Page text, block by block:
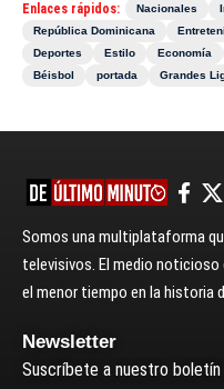
Enlaces rápidos: Nacionales
República Dominicana
Deportes
Estilo Economía
Béisbol
portada Grandes
Somos una multiplataforma
televisivos. El medio noticioso
el menor tiempo en la historia
Newsletter
Suscríbete a nuestro